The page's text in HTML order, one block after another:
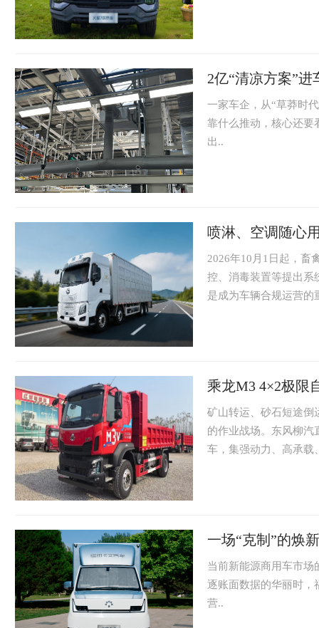
2亿“清凉方案”
一家车企，从“草莽时
靠什么推动，核心还要
出..
喷淋、空调随心
2026年10月1日起，畜
控、消毒装置等提出系
是成为车辆合规运营的
乘龙M3 4×2极限
矿山转运、砂石短途倒
的作业战场。东风柳汽
车，集强动力、高承载
一场“克制”的焕
当前新能源商用车市场
逐账面数据的华丽时，
营..